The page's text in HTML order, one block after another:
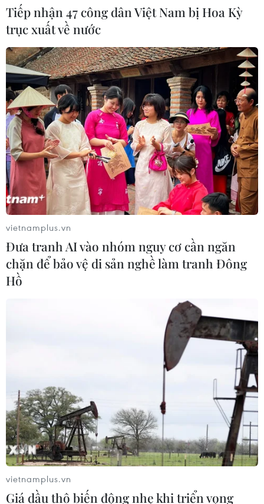
Khởi tố thêm 6 đối tượng vụ lập
khống hồ sơ bảo hiểm y tế ở Đắk Lắk
05/08/2026 14:55
Vận chuyển quá cảnh hàng giả và
xâm phạm sở hữu trí tuệ diễn biến
Tiếp nhận 47 công dân Việt Nam bị Hoa Kỳ
trục xuất về nước
vietnamplus.vn
Đưa tranh AI vào nhóm nguy cơ cần ngăn
chặn để bảo vệ di sản nghề làm tranh Đông
Hồ
vietnamplus.vn
Giá dầu thô biến động nhẹ khi triển vọng